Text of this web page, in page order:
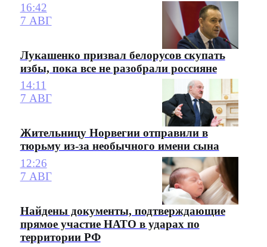
16:42
7 АВГ
Лукашенко призвал белорусов скупать
избы, пока все не разобрали россияне
14:11
7 АВГ
Жительницу Норвегии отправили в
тюрьму из-за необычного имени сына
12:26
7 АВГ
Найдены документы, подтверждающие
прямое участие НАТО в ударах по
территории РФ